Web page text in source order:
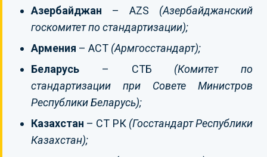
Азербайджан – AZS (Азербайджанский
госкомитет по стандартизации);
Армения – ACT (Армгосстандарт);
Беларусь – СТБ (Комитет по
стандартизации при Совете Министров
Республики Беларусь);
Казахстан – СТ РК (Госстандарт Республики
Казахстан);